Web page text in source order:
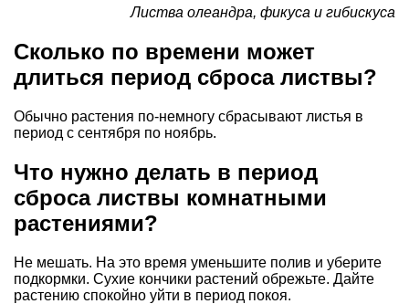
Листва олеандра, фикуса и гибискуса
Сколько по времени может
длиться период сброса листвы?
Обычно растения по-немногу сбрасывают листья в
период с сентября по ноябрь.
Что нужно делать в период
сброса листвы комнатными
растениями?
Не мешать. На это время уменьшите полив и уберите
подкормки. Сухие кончики растений обрежьте. Дайте
растению спокойно уйти в период покоя.